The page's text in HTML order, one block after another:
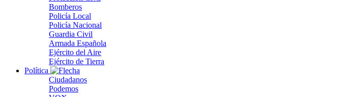
Bomberos
Policía Local
Policía Nacional
Guardia Civil
Armada Española
Ejército del Aire
Ejército de Tierra
Política
Ciudadanos
Podemos